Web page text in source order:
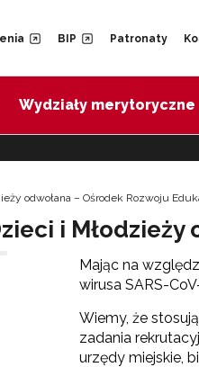
BIP Patronaty
Wydziały merytoryczne
odwołana – Ośrodek Rozwoju
i Młodzieży
Mając na
wirusa SARS-
Wiemy, że
zadania
urzędy miejskie,